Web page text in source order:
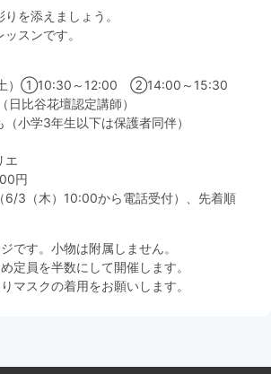
を添えましょう。
スンです。
土）①10:30～12:00 ②14:00～15:30
日比谷花壇認定講師）
小学3年生以下は保護者同伴）
エ
円
6/3（木）10:00から電話受付）、先着順
です。小物は附属しません。
定員を半数にして開催します。
マスクの着用をお願いします。